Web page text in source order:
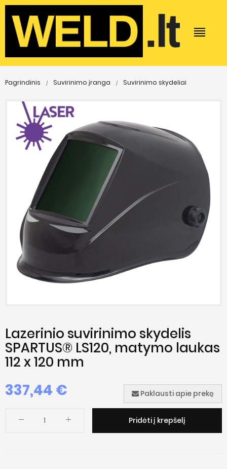
Pagrindinis Suvirinimo įranga Suvirinimo skydeliai
Lazerinio suvirinimo skydelis
SPARTUS® LS120, matymo laukas
112 x 120 mm
337,44 € Paklausti apie prekę
Pridėti į krepšelį